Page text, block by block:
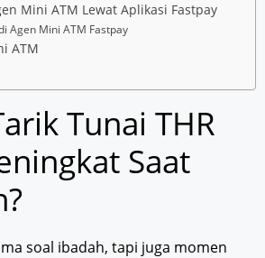
Mini ATM Lewat Aplikasi Fastpay
Agen Mini ATM Fastpay
ATM
Tunai THR
Saat
soal ibadah, tapi juga momen